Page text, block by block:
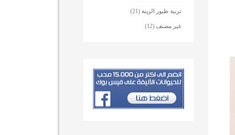
تربية طيور الزينة (21)
غير مصنف (12)